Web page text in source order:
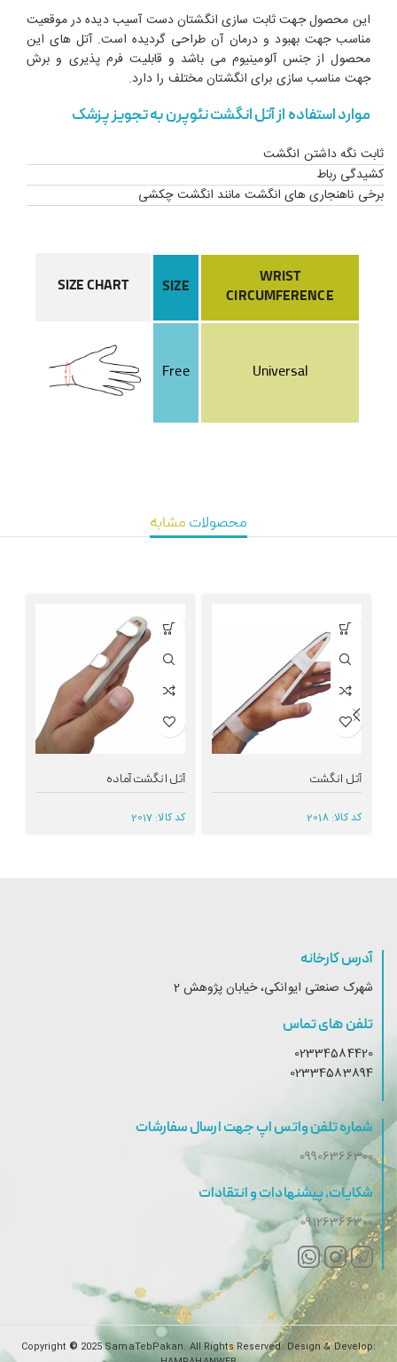
این محصول جهت ثابت سازی انگشتان دست آسیب دیده در موقعیت
مناسب جهت بهبود و درمان آن طراحی گردیده است. آتل های این
محصول از جنس آلومینیوم می باشد و قابلیت فرم پذیری و برش
جهت مناسب سازی برای انگشتان مختلف را دارد.
موارد استفاده از آتل انگشت نئوپرن به تجویز پزشک
ثابت نگه داشتن انگشت
کشیدگی رباط
برخی ناهنجاری های انگشت مانند انگشت چکشی
SIZE CHART SIZE
WRIST
CIRCUMFERENCE
Free Universal
محصولات مشابه
آتل انگشت
کد کالا: 2018
آتل انگشت آماده
کد کالا: 2017
آدرس کارخانه
شهرک صنعتی ایوانکی، خیابان پژوهش 2
تلفن های تماس
02334584420
02334583894
شماره تلفن واتس اپ جهت ارسال سفارشات
09906366300
شکایات، پیشنهادات و انتقادات
09126366300
Copyright © 2025 SamaTebPakan. All Rights Reserved. Design & Develop: